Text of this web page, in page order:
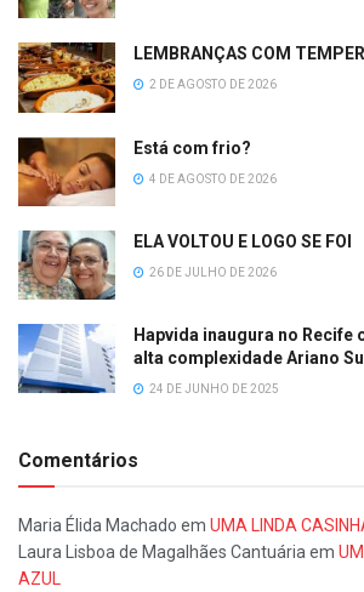
LEMBRANÇAS COM
2 DE AGOSTO DE 2026
Está com frio?
4 DE AGOSTO DE 2026
ELA VOLTOU E LOGO SE FOI
26 DE JULHO DE 2026
Hapvida inaugura no Recife
alta complexidade Ariano
24 DE JUNHO DE 2025
Comentários
Maria Élida Machado em UMA LINDA
Laura Lisboa de Magalhães Cantuária em
AZUL